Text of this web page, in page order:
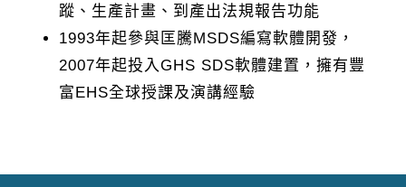
蹤、生產計畫、到產出法規報告功能
1993年起參與匡騰MSDS編寫軟體開發，
2007年起投入GHS SDS軟體建置，擁有豐
富EHS全球授課及演講經驗